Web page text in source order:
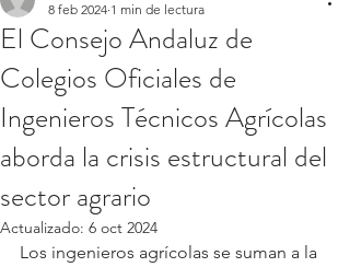
El Consejo Andaluz de
Colegios Oficiales de
Ingenieros Técnicos Agrícolas
aborda la crisis estructural del
sector agrario
8 feb 2024 1 min de lectura
Actualizado: 6 oct 2024
Los ingenieros agrícolas se suman a la